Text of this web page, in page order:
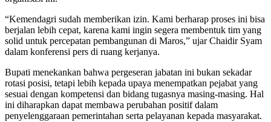
“Kemendagri sudah memberikan izin. Kami berharap proses ini bisa
berjalan lebih cepat, karena kami ingin segera membentuk tim yang
solid untuk percepatan pembangunan di Maros,” ujar Chaidir Syam
dalam konferensi pers di ruang kerjanya.
Bupati menekankan bahwa pergeseran jabatan ini bukan sekadar
rotasi posisi, tetapi lebih kepada upaya menempatkan pejabat yang
sesuai dengan kompetensi dan bidang tugasnya masing-masing. Hal
ini diharapkan dapat membawa perubahan positif dalam
penyelenggaraan pemerintahan serta pelayanan kepada masyarakat.